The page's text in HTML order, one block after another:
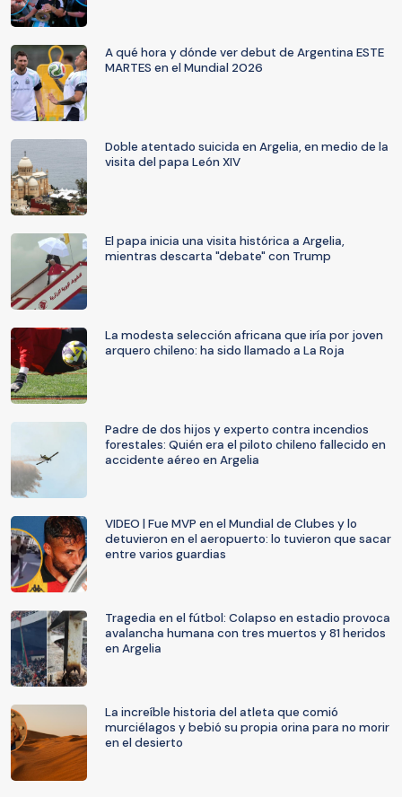
A qué hora y dónde ver debut de Argentina ESTE
MARTES en el Mundial 2026
Doble atentado suicida en Argelia, en medio de la
visita del papa León XIV
El papa inicia una visita histórica a Argelia,
mientras descarta "debate" con Trump
La modesta selección africana que iría por joven
arquero chileno: ha sido llamado a La Roja
Padre de dos hijos y experto contra incendios
forestales: Quién era el piloto chileno fallecido en
accidente aéreo en Argelia
VIDEO | Fue MVP en el Mundial de Clubes y lo
detuvieron en el aeropuerto: lo tuvieron que sacar
entre varios guardias
Tragedia en el fútbol: Colapso en estadio provoca
avalancha humana con tres muertos y 81 heridos
en Argelia
La increíble historia del atleta que comió
murciélagos y bebió su propia orina para no morir
en el desierto